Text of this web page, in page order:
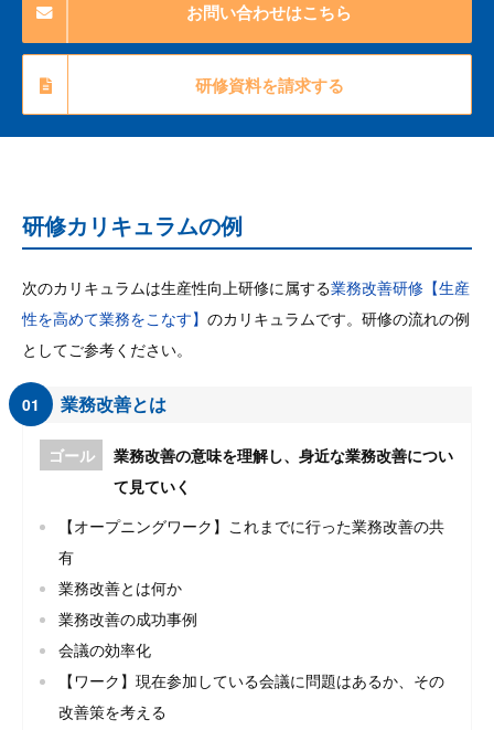
お問い合わせはこちら
研修資料を請求する
研修カリキュラムの例
次のカリキュラムは生産性向上研修に属する業務改善研修【生産
性を高めて業務をこなす】 のカリキュラムです。研修の流れの例
としてご参考ください。
01 業務改善とは
ゴール
業務改善の意味を理解し、身近な業務改善につい
て見ていく
【オープニングワーク】これまでに行った業務改善の共
有
業務改善とは何か
業務改善の成功事例
会議の効率化
【ワーク】現在参加している会議に問題はあるか、その
改善策を考える